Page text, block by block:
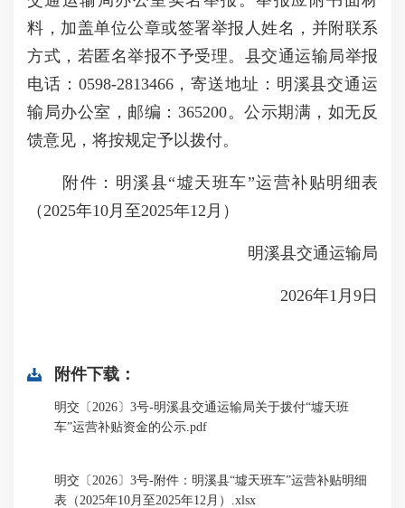
料，加盖单位公章或签署举报人姓名，并附联系
方式，若匿名举报不予受理。县交通运输局举报
电话：0598-2813466，寄送地址：明溪县交通运
输局办公室，邮编：365200。公示期满，如无反
馈意见，将按规定予以拨付。
附件：明溪县“墟天班车”运营补贴明细表
（2025年10月至2025年12月）
明溪县交通运输局
2026年1月9日
附件下载：
明交〔2026〕3号-明溪县交通运输局关于拨付“墟天班
车”运营补贴资金的公示.pdf
明交〔2026〕3号-附件：明溪县“墟天班车”运营补贴明细
表（2025年10月至2025年12月）.xlsx